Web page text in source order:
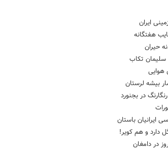
ایران
هفتگانه
حیران
تکاب
هوایی
بیشه لرستان
در بجنورد
باستان
و هم کویر!
در دامغان